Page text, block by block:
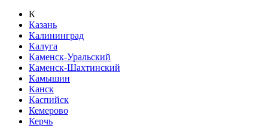
К
Казань
Калининград
Калуга
Каменск-Уральский
Каменск-Шахтинский
Камышин
Канск
Каспийск
Кемерово
Керчь